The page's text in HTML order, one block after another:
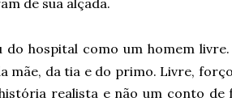
de sua alçada.
do hospital como um homem
mãe, da tia e do primo. Livre,
realista e não um conto de